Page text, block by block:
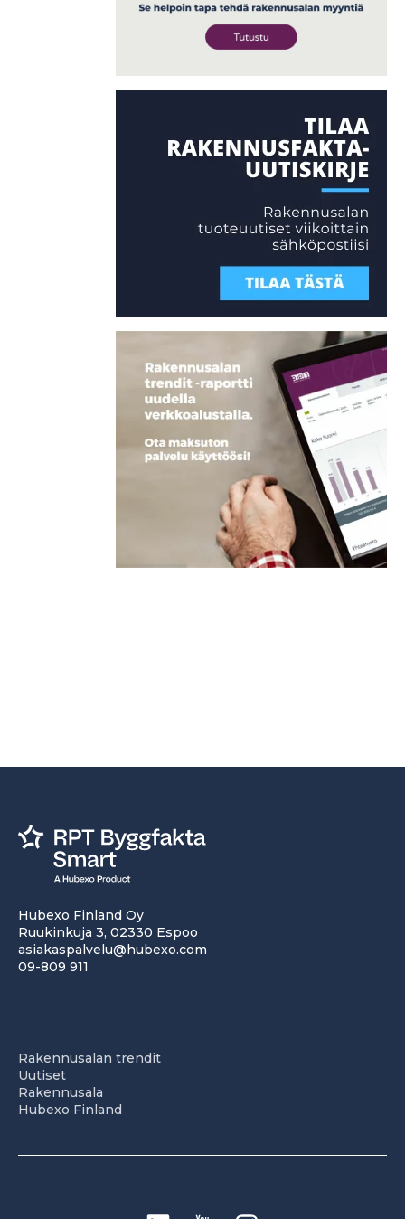
Hubexo Finland Oy
Ruukinkuja 3, 02330 Espoo
asiakaspalvelu@hubexo.com
09-809 911
Rakennusalan trendit
Uutiset
Rakennusala
Hubexo Finland